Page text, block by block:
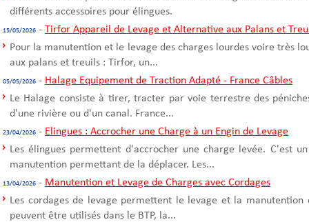
différents accessoires pour élingues.
15/05/2026 - Tirfor Appareil de Levage et Alternative aux Palans et
Pour la manutention et le levage des charges lourdes voire très
aux palans et treuils : Tirfor, un...
05/05/2026 - Halage Equipement de Traction Adapté - France Câbles
Le Halage consiste à tirer, tracter par voie terrestre des
d'une rivière ou d'un canal. France...
23/04/2026 - Elingues : Accrocher une Charge à un Engin de Levage
Les élingues permettent d'accrocher une charge levée. C'est
manutention permettant de la déplacer. Les...
13/04/2026 - Manutention et Levage de Charges avec Cordages
Les cordages de levage permettent le levage et la manutention
peuvent être utilisés dans le BTP, la...